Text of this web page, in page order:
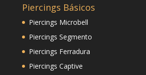
Piercings Básicos
Piercings Microbell
Piercings Segmento
Piercings Ferradura
Piercings Captive